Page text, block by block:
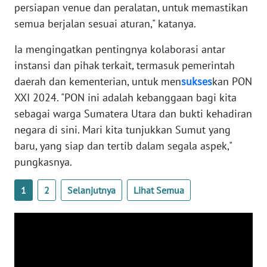
persiapan venue dan peralatan, untuk memastikan
semua berjalan sesuai aturan," katanya.
Ia mengingatkan pentingnya kolaborasi antar
instansi dan pihak terkait, termasuk pemerintah
daerah dan kementerian, untuk mensukseskan PON
XXI 2024. "PON ini adalah kebanggaan bagi kita
sebagai warga Sumatera Utara dan bukti kehadiran
negara di sini. Mari kita tunjukkan Sumut yang
baru, yang siap dan tertib dalam segala aspek,"
pungkasnya.
1 2 Selanjutnya Lihat Semua
WN
KALBAR
WN
KALTENG
WN
KALTARA
WN
KALSEL
WN
KALTIM